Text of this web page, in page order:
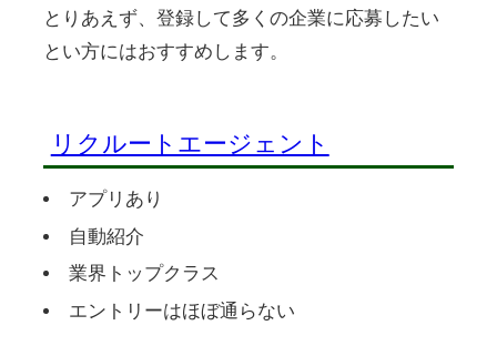
とりあえず、登録して多くの企業に応募したい
とい方にはおすすめします。
リクルートエージェント
アプリあり
自動紹介
業界トップクラス
エントリーはほぼ通らない